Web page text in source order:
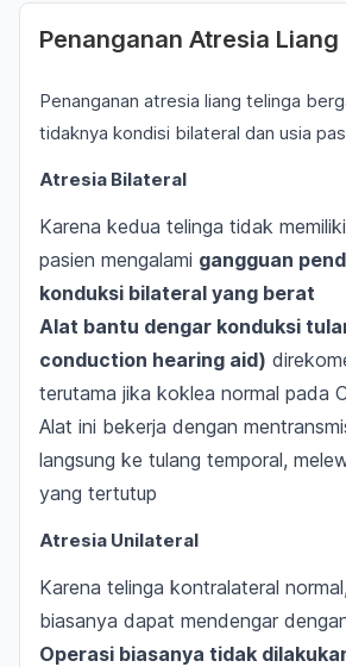
Penanganan Atresia Liang
Penanganan atresia liang telinga
tidaknya kondisi bilateral dan usia
Atresia Bilateral
Karena kedua telinga tidak
pasien mengalami gangguan
konduksi bilateral yang berat
Alat bantu dengar konduksi
conduction hearing aid)
terutama jika koklea normal pada
Alat ini bekerja dengan
langsung ke tulang temporal,
yang tertutup
Atresia Unilateral
Karena telinga kontralateral
biasanya dapat mendengar
Operasi biasanya tidak